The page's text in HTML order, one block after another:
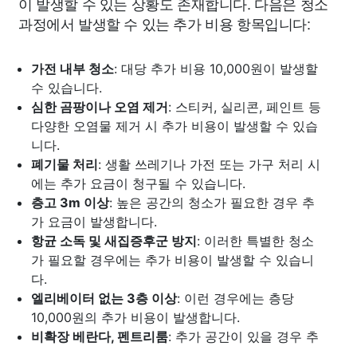
과정에서 발생할 수 있는 추가 비용 항목입니다:
가전 내부 청소: 대당 추가 비용 10,000원이 발생할
수 있습니다.
심한 곰팡이나 오염 제거: 스티커, 실리콘, 페인트 등
다양한 오염물 제거 시 추가 비용이 발생할 수 있습
니다.
폐기물 처리: 생활 쓰레기나 가전 또는 가구 처리 시
에는 추가 요금이 청구될 수 있습니다.
층고 3m 이상: 높은 공간의 청소가 필요한 경우 추
가 요금이 발생합니다.
항균 소독 및 새집증후군 방지: 이러한 특별한 청소
가 필요할 경우에는 추가 비용이 발생할 수 있습니
다.
엘리베이터 없는 3층 이상: 이런 경우에는 층당
10,000원의 추가 비용이 발생합니다.
비확장 베란다, 펜트리룸: 추가 공간이 있을 경우 추